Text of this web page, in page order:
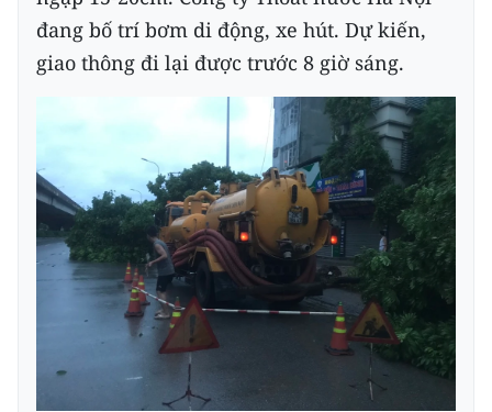
đang bố trí bơm di động, xe hút. Dự kiến,
giao thông đi lại được trước 8 giờ sáng.